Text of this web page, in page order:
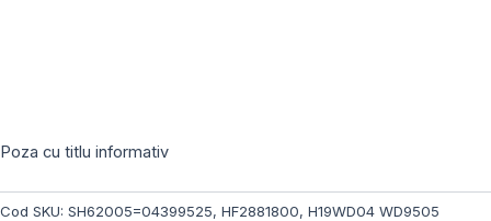
Poza cu titlu informativ
Cod SKU: SH62005=04399525, HF2881800, H19WD04 WD9505